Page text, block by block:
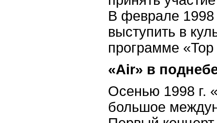
В феврале 1998
выступить в
программе «Top
«Air» в
Осенью 1998 г.
большое